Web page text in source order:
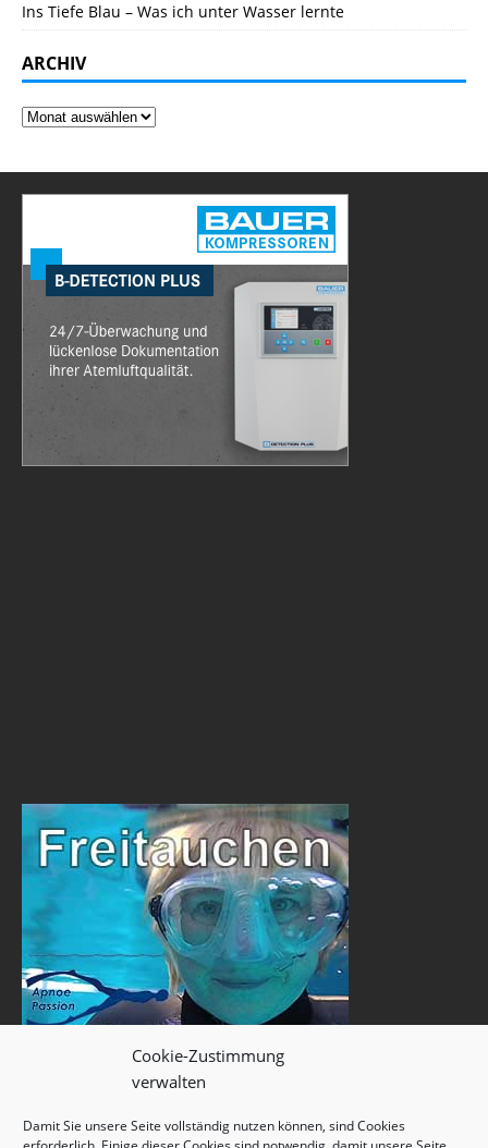
Cookie-Zustimmung
verwalten
Damit Sie unsere Seite vollständig nutzen können, sind Cookies
Ins Tiefe Blau – Was ich unter Wasser lernte
ARCHIV